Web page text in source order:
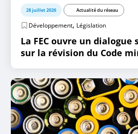
28 juillet 2026 Actualité du réseau
Développement, Législation
La FEC ouvre un dialogue
sur la révision du Code